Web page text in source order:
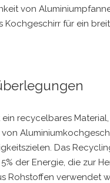
von
Kochgeschirr für ein
ein recycelbares
Das
der Energie, die zur
Rohstoffen verwendet